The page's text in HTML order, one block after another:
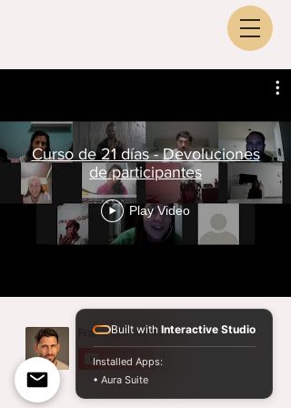
Curso de 21 días - Devoluciones
de participantes
Play Video
Buenos Aires, Argentina
Tel:+54 9 221 5645254
Built with Interactive Studio
Installed Apps:
• Aura Suite